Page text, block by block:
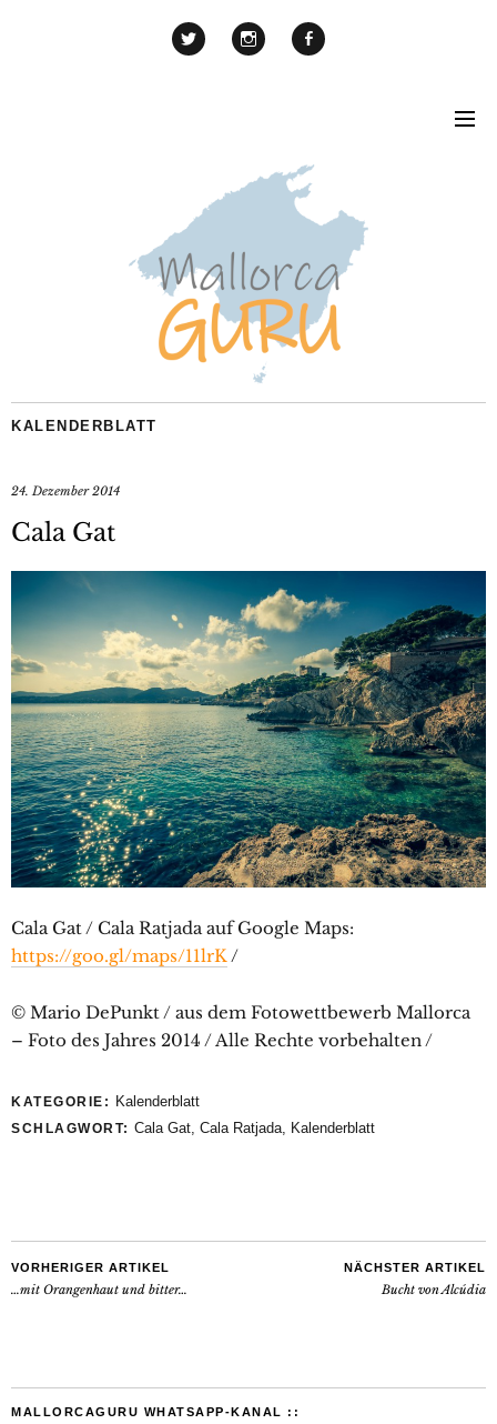
KALENDERBLATT
24. Dezember 2014
Cala Gat
Cala Gat / Cala Ratjada auf Google Maps:
https://goo.gl/maps/11lrK/
© Mario DePunkt / aus dem Fotowettbewerb Mallorca
– Foto des Jahres 2014 / Alle Rechte vorbehalten /
KATEGORIE: Kalenderblatt
SCHLAGWORT: Cala Gat, Cala Ratjada, Kalenderblatt
VORHERIGER ARTIKEL
…mit Orangenhaut und bitter…
NÄCHSTER ARTIKEL
Bucht von Alcúdia
MALLORCAGURU WHATSAPP-KANAL ::